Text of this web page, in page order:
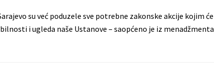
su već poduzele sve potrebne zakonske akcije kojim
i ugleda naše Ustanove – saopćeno je iz